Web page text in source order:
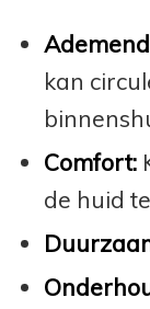
kan
Comfort:
de huid